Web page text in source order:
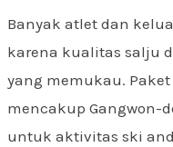
Banyak atlet dan
karena kualitas salju
yang memukau.
mencakup Gangwon-
untuk aktivitas ski